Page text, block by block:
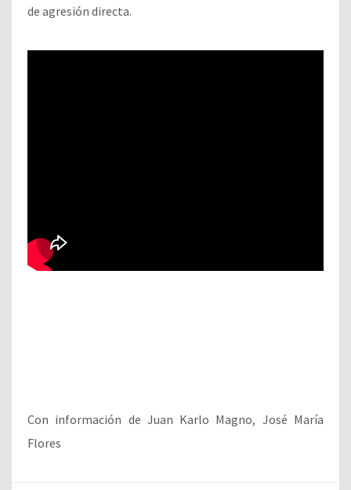
de agresión directa.
Con información de Juan Karlo Magno, José María
Flores